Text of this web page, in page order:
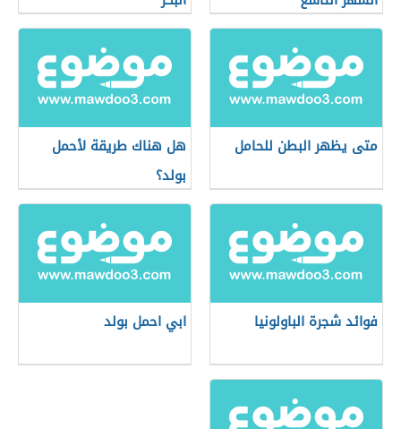
متى يظهر البطن للحامل
هل هناك طريقة لأحمل
بولد؟
فوائد شجرة الباولونيا ابي احمل بولد